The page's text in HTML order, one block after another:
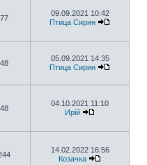
09.09.2021 10:42
Птица Сирин
05.09.2021 14:35
Птица Сирин
04.10.2021 11:10
Ирій
14.02.2022 16:56
Козачка